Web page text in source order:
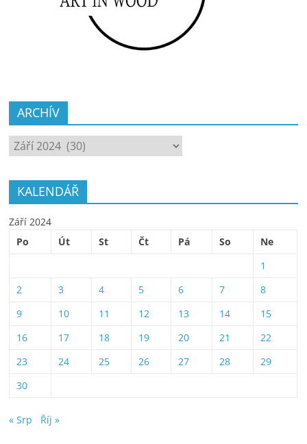
ARCHÍV
ARCHÍV
KALENDÁŘ
Září 2024
Po
Út St Čt Pá So
Ne
1
2
3 4 5 6 7
8
9
10 11 12 13 14
15
16
17 18 19 20 21
22
23
24 25 26 27 28
29
30
« Srp Říj »